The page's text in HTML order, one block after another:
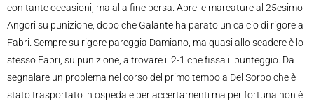
con tante occasioni, ma alla fine persa. Apre le marcature al 25esimo
Angori su punizione, dopo che Galante ha parato un calcio di rigore a
Fabri. Sempre su rigore pareggia Damiano, ma quasi allo scadere è lo
stesso Fabri, su punizione, a trovare il 2-1 che fissa il punteggio. Da
segnalare un problema nel corso del primo tempo a Del Sorbo che è
stato trasportato in ospedale per accertamenti ma per fortuna non è